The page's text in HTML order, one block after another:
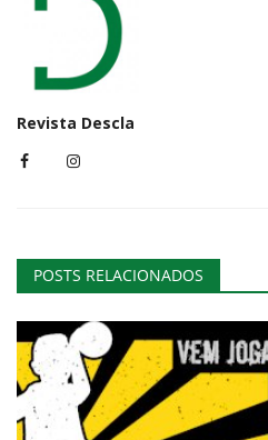
Revista Descla
POSTS RELACIONADOS